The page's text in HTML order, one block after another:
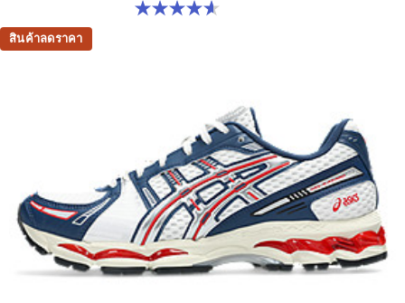
4.6 จาก 5 ดาว 13 รีวิว
สินค้าลดราคา